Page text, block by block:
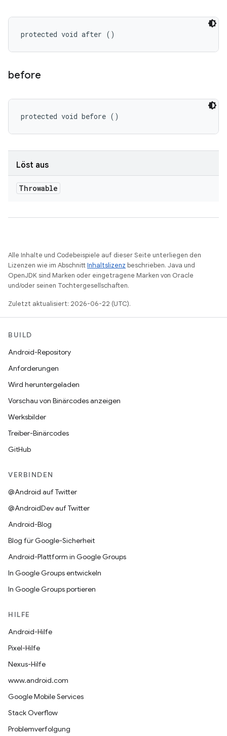
protected void after ()
before
protected void before ()
Löst aus
Throwable
Alle Inhalte und Codebeispiele auf dieser Seite unterliegen den
Lizenzen wie im AbschnittInhaltslizenz beschrieben. Java und
OpenJDK sind Marken oder eingetragene Marken von Oracle
und/oder seinen Tochtergesellschaften.
Zuletzt aktualisiert: 2026-06-22 (UTC).
BUILD
Android-Repository
Anforderungen
Wird heruntergeladen
Vorschau von Binärcodes anzeigen
Werksbilder
Treiber-Binärcodes
GitHub
VERBINDEN
@Android auf Twitter
@AndroidDev auf Twitter
Android-Blog
Blog für Google-Sicherheit
Android-Plattform in Google Groups
In Google Groups entwickeln
In Google Groups portieren
HILFE
Android-Hilfe
Pixel-Hilfe
Nexus-Hilfe
www.android.com
Google Mobile Services
Stack Overflow
Problemverfolgung